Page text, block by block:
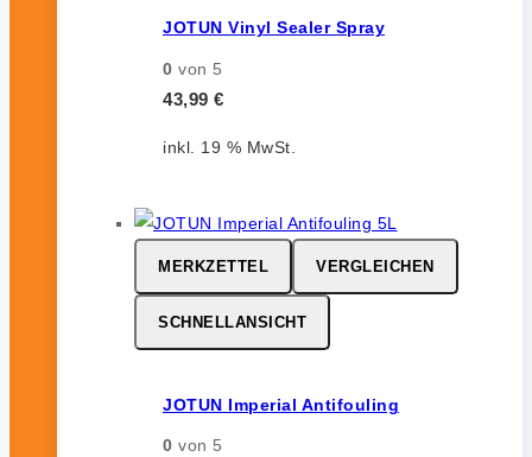
JOTUN Vinyl Sealer Spray
0 von 5
43,99 €
inkl. 19 % MwSt.
MERKZETTEL VERGLEICHEN
SCHNELLANSICHT
JOTUN Imperial Antifouling
0 von 5